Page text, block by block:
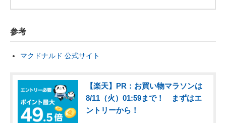
参考
マクドナルド 公式サイト
【楽天】PR：お買い物マラソンは
8/11（火）01:59まで！ まずはエ
ントリーから！